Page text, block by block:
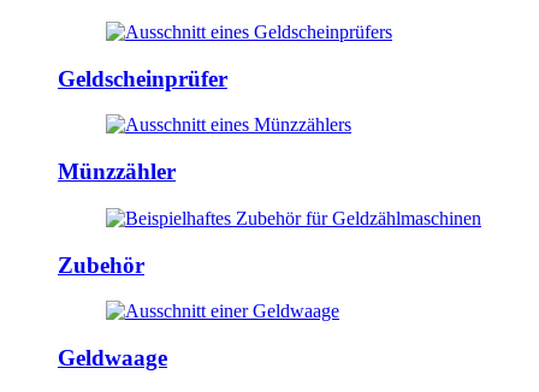
Geldscheinprüfer
Münzzähler
Zubehör
Geldwaage